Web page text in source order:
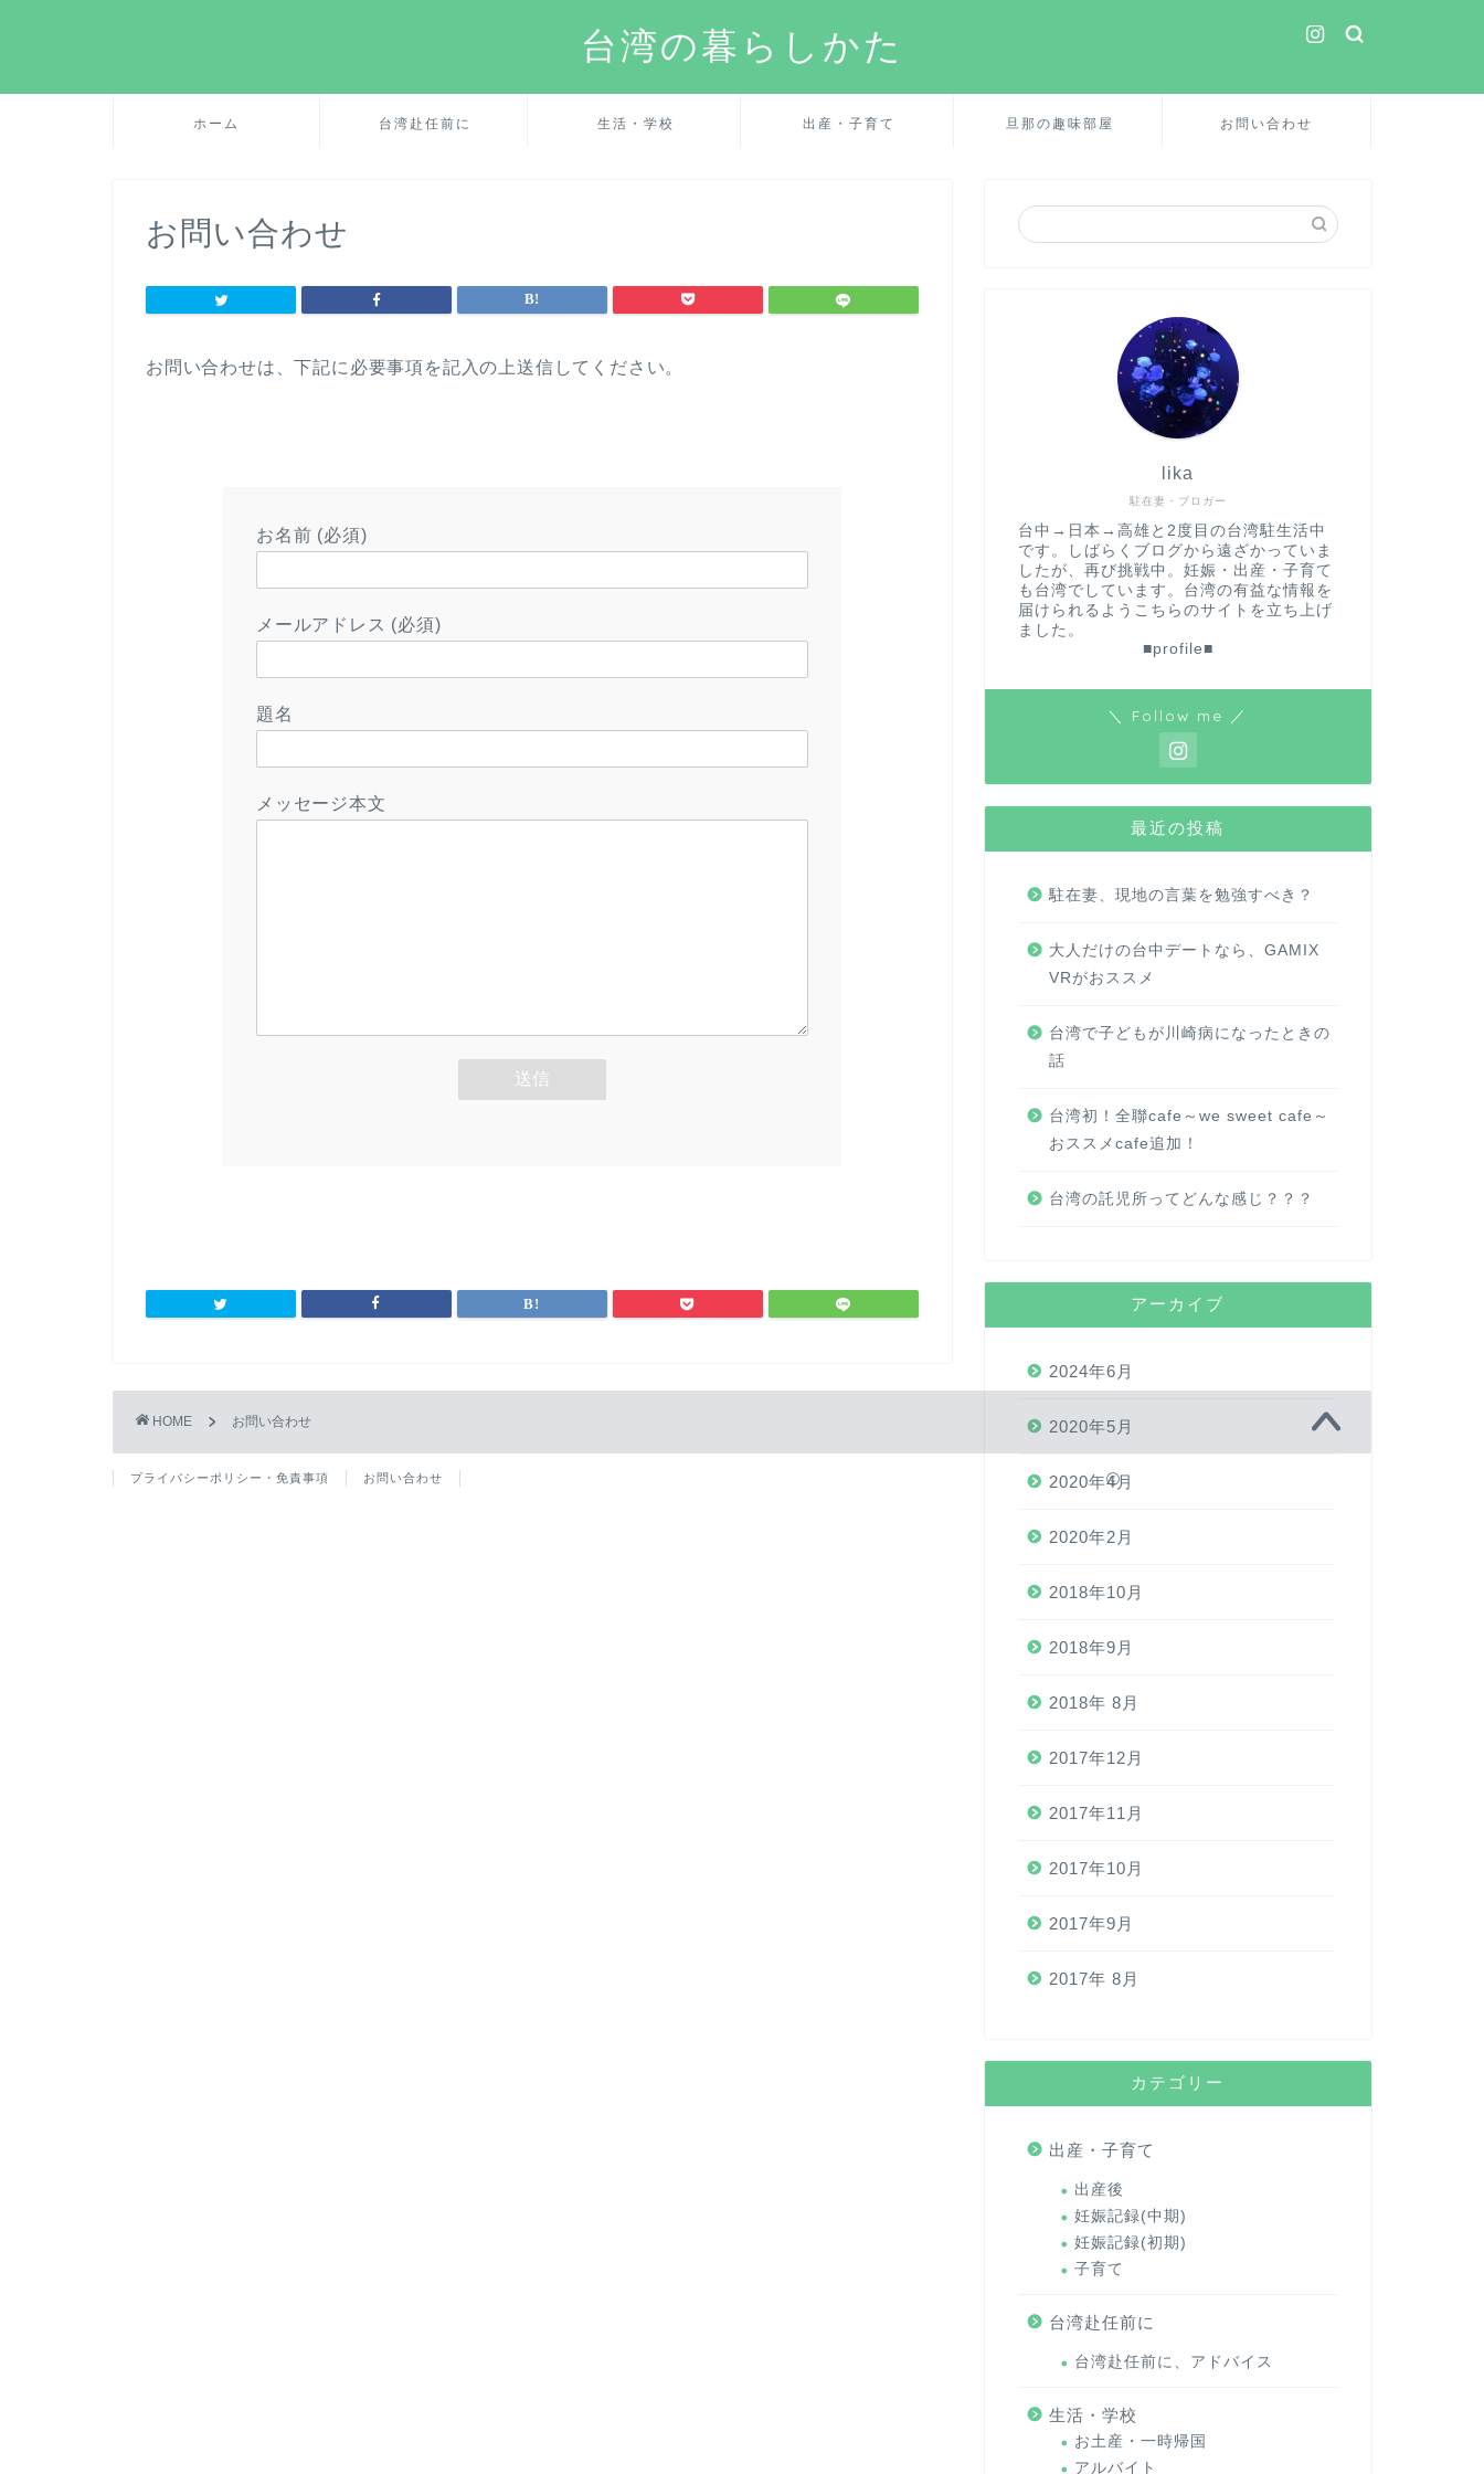
台湾の暮らしかた
ホーム 台湾赴任前に 生活・学校 出産・子育て 旦那の趣味部屋 お問い合わせ
お問い合わせ
お問い合わせは、下記に必要事項を記入の上送信してください。
お名前 (必須)
メールアドレス (必須)
題名
メッセージ本文
駐在妻・ブロガー
lika
台中→日本→高雄と2度目の台湾駐生活中
です。しばらくブログから遠ざかっていま
したが、再び挑戦中。妊娠・出産・子育て
も台湾でしています。台湾の有益な情報を
届けられるようこちらのサイトを立ち上げ
ました。
■profile■
＼ Follow me ／
最近の投稿
駐在妻、現地の言葉を勉強すべき？
大人だけの台中デートなら、GAMIX
VRがおススメ
台湾で子どもが川崎病になったときの
話
台湾初！全聯cafe～we sweet cafe～
おススメcafe追加！
台湾の託児所ってどんな感じ？？？
アーカイブ
2024年6月
2020年5月
2020年4月
2020年2月
2018年10月
2018年9月
2018年 8月
2017年12月
2017年11月
2017年10月
2017年9月
2017年 8月
カテゴリー
出産・子育て
出産後
妊娠記録(中期)
妊娠記録(初期)
子育て
台湾赴任前に
台湾赴任前に、アドバイス
生活・学校
お土産・一時帰国
アルバイト
HOME お問い合わせ
プライバシーポリシー・免責事項 お問い合わせ 2017–2026 台湾駐在・台湾の暮らしかた